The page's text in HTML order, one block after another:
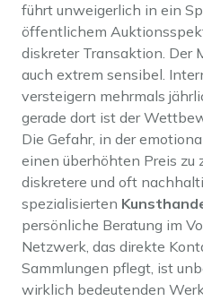
führt unweigerlich in ein
öffentlichem
diskreter Transaktion. Der
auch extrem sensibel.
versteigern mehrmals
gerade dort ist der
Die Gefahr, in der
einen überhöhten Preis zu
diskretere und oft
spezialisierten
persönliche Beratung im
Netzwerk, das direkte
Sammlungen pflegt, ist
wirklich bedeutenden